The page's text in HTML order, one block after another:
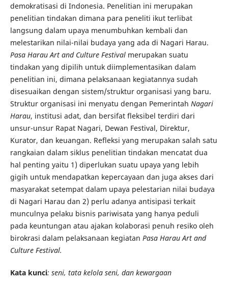
demokratisasi di Indonesia. Penelitian ini merupakan
penelitian tindakan dimana para peneliti ikut terlibat
langsung dalam upaya menumbuhkan kembali dan
melestarikan nilai-nilai budaya yang ada di Nagari Harau.
Pasa Harau Art and Culture Festivalmerupakan suatu
tindakan yang dipilih untuk diimplementasikan dalam
penelitian ini, dimana pelaksanaan kegiatannya sudah
disesuaikan dengan sistem/struktur organisasi yang baru.
Struktur organisasi ini menyatu dengan Pemerintah Nagari
Harau, institusi adat, dan bersifat fleksibel terdiri dari
unsur-unsur Rapat Nagari, Dewan Festival, Direktur,
Kurator, dan keuangan. Refleksi yang merupakan salah satu
rangkaian dalam siklus penelitian tindakan mencatat dua
hal penting yaitu 1) diperlukan suatu upaya yang lebih
gigih untuk mendapatkan kepercayaan dan juga akses dari
masyarakat setempat dalam upaya pelestarian nilai budaya
di Nagari Harau dan 2) perlu adanya antisipasi terkait
munculnya pelaku bisnis pariwisata yang hanya peduli
pada keuntungan atau ajakan kolaborasi penuh resiko oleh
birokrasi dalam pelaksanaan kegiatan Pasa Harau Art and
Culture Festival.
Kata kunci: seni, tata kelola seni, dan kewargaan